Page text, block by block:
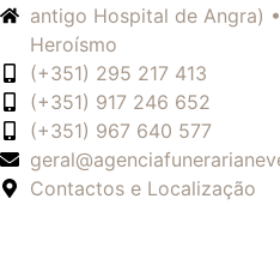
antigo Hospital de Angra)
Heroísmo
(+351) 295 217 413
(+351) 917 246 652
(+351) 967 640 577
Contactos e Localização